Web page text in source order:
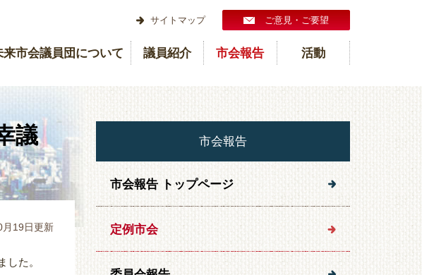
サイトマップ ご意見・ご要望
来市会議員団について 議員紹介 市会報告 活動
議
月19日更新
た。
市会報告
市会報告 トップページ
定例市会